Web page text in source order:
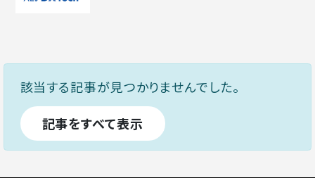
該当する記事が見つかりませんでした。
記事をすべて表示